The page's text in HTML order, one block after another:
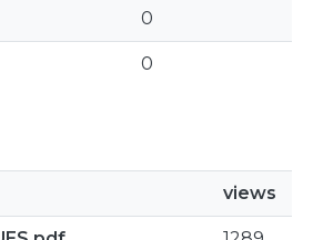
0
0
views